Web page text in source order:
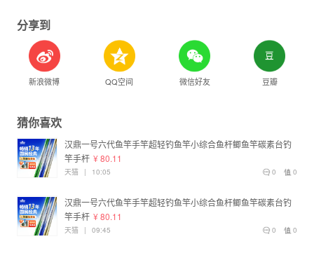
分享到
新浪微博 QQ空间 微信好友 豆瓣
猜你喜欢
汉鼎一号六代鱼竿手竿超轻钓鱼竿小综合鱼杆鲫鱼竿碳素台钓
竿手杆 ¥ 80.11
0
0
天猫 | 10:05
汉鼎一号六代鱼竿手竿超轻钓鱼竿小综合鱼杆鲫鱼竿碳素台钓
竿手杆 ¥ 80.11
0
0
天猫 | 09:45